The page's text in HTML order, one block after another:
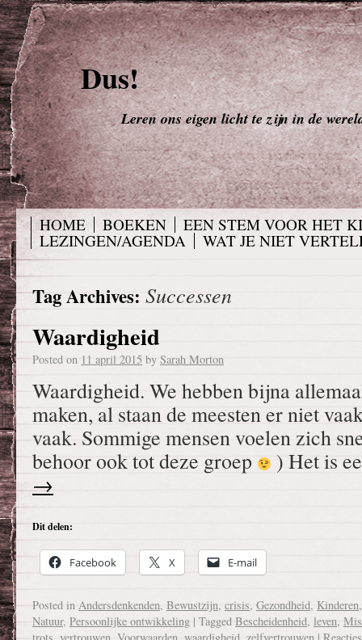
Dus!
Leren ons eigen licht te zijn in de
HOME BOEKEN
EEN STEM VOOR HET
LEZINGEN/AGENDA
WAT JE NIET
Tag Archives: Successen
Waardigheid
Posted on 11 april 2015 by Sarah Morton
Waardigheid. We hebben bijna
maken, al staan de meesten er niet
vaak. Sommige mensen voelen zich
behoor ook tot deze groep
) Het is
→
Dit delen:
Facebook X E-mail
Posted in Andersdenkenden, Bewustzijn, crisis, Gezondheid, Kinderen
Natuur, Persoonlijke ontwikkeling | Tagged Bescheidenheid, leven,